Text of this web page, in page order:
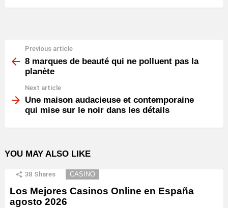
more
Previous article
8 marques de beauté qui ne polluent pas la
planète
Next article
Une maison audacieuse et contemporaine
qui mise sur le noir dans les détails
YOU MAY ALSO LIKE
38 Shares CASINO
Los Mejores Casinos Online en España
agosto 2026